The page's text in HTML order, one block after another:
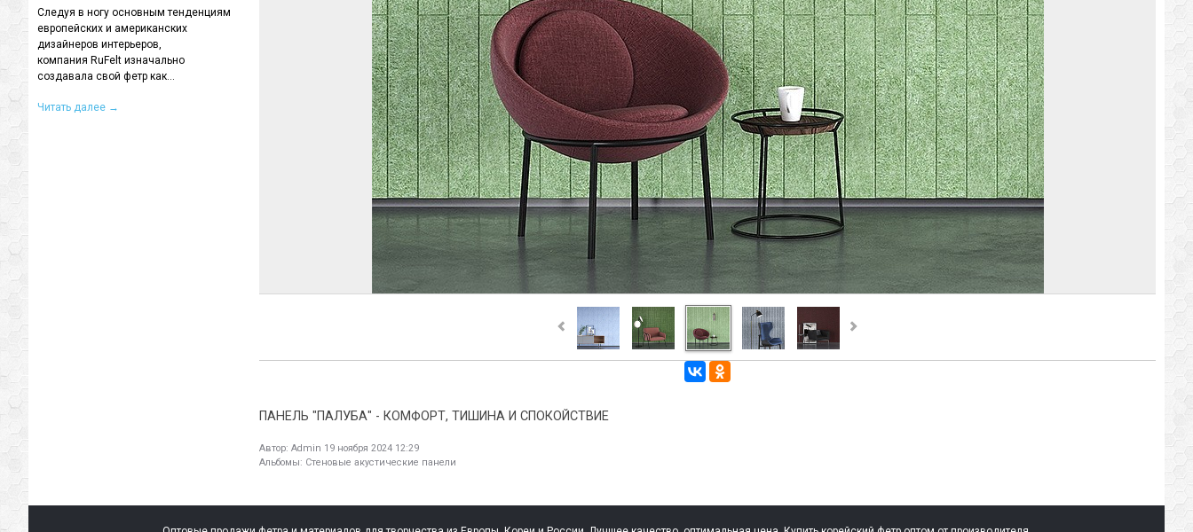
в
Следуя в ногу основным тенденциям
европейских и американских
дизайнеров интерьеров,
компания RuFelt изначально
создавала свой фетр как...
Читать далее →
Сначала, вкратце, о теории. Во-первых,
войлок - это не ткань. В его структуре не
переплетаются нити, поэтому
использование словосочетаний...
Компания "Фелтикс"(FELTX) -
российская компания,
специализирующаяся на
искусственном войлоке. Компания
"Фелтикс"...
Читать далее →
ПАНЕЛЬ "ПАЛУБА" - КОМФОРТ, ТИШИНА И СПОКОЙСТВИЕ
Автор: Admin 19 ноября 2024 12:29
Альбомы: Стеновые акустические панели